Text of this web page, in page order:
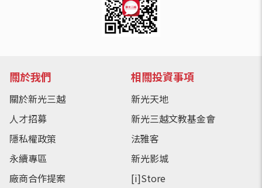
關於我們
關於新光三越
人才招募
隱私權政策
永續專區
廠商合作提案
相關投資事項
新光天地
新光三越文教基金會
法雅客
新光影城
[i]Store